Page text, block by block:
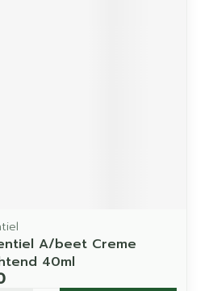
A/beet Creme
40ml